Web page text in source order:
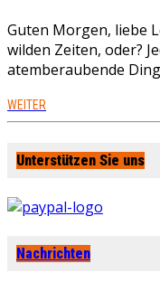
Guten Morgen, liebe
wilden Zeiten, oder?
atemberaubende
WEITER
Unterstützen Sie uns
Nachrichten